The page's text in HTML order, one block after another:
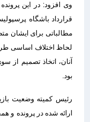
وی افزود: در این
قرارداد باشگاه
مطالباتی برای ایشان
لحاظ اختلاف اساسی
آنان، اتخاذ تصمیم از
بود.
رئیس کمیته وضعیت
ارائه شده در پرونده و